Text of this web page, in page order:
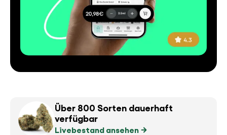
Über 800 Sorten dauerhaft
verfügbar
Livebestand ansehen